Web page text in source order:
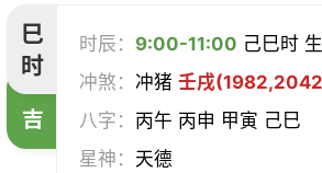
巳
时
吉
时辰： 9:00-11:00 己巳时
冲煞：冲猪壬戌
八字： 丙午 丙申 甲寅 己巳
星神： 天德